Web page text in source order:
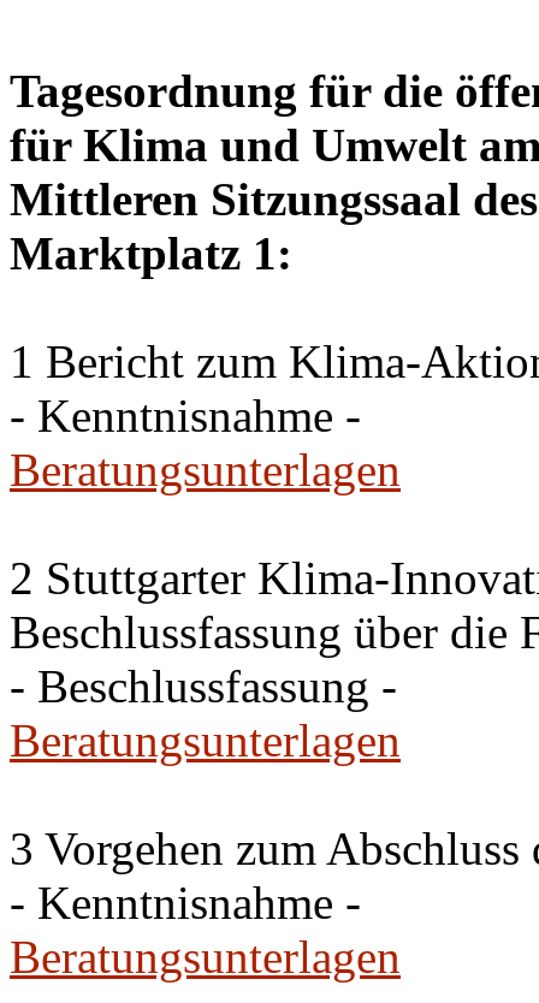
Tagesordnung für die
für Klima und Umwelt
Mittleren Sitzungssaal
Marktplatz 1:
1 Bericht zum Klima-
- Kenntnisnahme -
Beratungsunterlagen
2 Stuttgarter Klima-
Beschlussfassung über die
- Beschlussfassung -
Beratungsunterlagen
3 Vorgehen zum
- Kenntnisnahme -
Beratungsunterlagen